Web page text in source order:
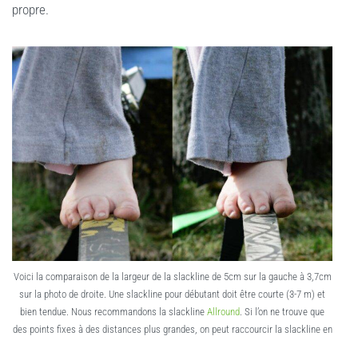
propre.
Voici la comparaison de la largeur de la slackline de 5cm sur la gauche à 3,7cm
sur la photo de droite. Une slackline pour débutant doit être courte (3-7 m) et
bien tendue. Nous recommandons la slackline Allround. Si l’on ne trouve que
des points fixes à des distances plus grandes, on peut raccourcir la slackline en